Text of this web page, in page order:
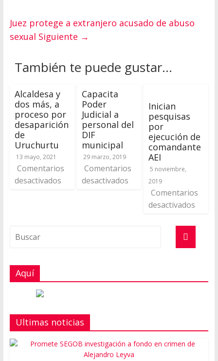
Juez protege a extranjero acusado de abuso
sexual Siguiente →
También te puede gustar...
Alcaldesa y
dos más, a
proceso por
desaparición
de
Uruchurtu
13 mayo, 2021
Comentarios
desactivados
Capacita
Poder
Judicial a
personal del
DIF
municipal
29 marzo, 2019
Comentarios
desactivados
Inician
pesquisas
por
ejecución de
comandante
AEI
5 noviembre,
2019
Comentarios
desactivados
Aquí
Ultimas noticias